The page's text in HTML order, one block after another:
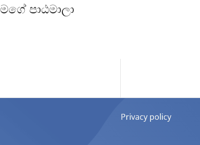
මගේ පාඨමාලා
Privacy policy